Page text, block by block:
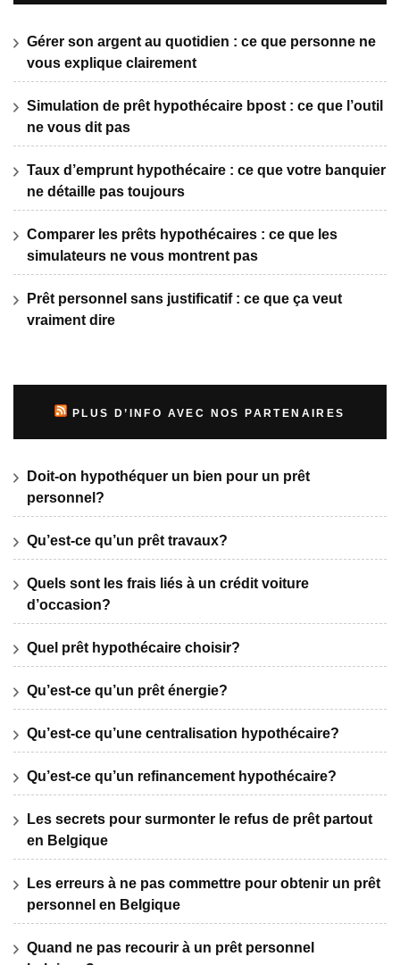
Gérer son argent au quotidien : ce que personne ne
vous explique clairement
Simulation de prêt hypothécaire bpost : ce que l’outil
ne vous dit pas
Taux d’emprunt hypothécaire : ce que votre banquier
ne détaille pas toujours
Comparer les prêts hypothécaires : ce que les
simulateurs ne vous montrent pas
Prêt personnel sans justificatif : ce que ça veut
vraiment dire
PLUS D’INFO AVEC NOS PARTENAIRES
Doit-on hypothéquer un bien pour un prêt
personnel?
Qu’est-ce qu’un prêt travaux?
Quels sont les frais liés à un crédit voiture
d’occasion?
Quel prêt hypothécaire choisir?
Qu’est-ce qu’un prêt énergie?
Qu’est-ce qu’une centralisation hypothécaire?
Qu’est-ce qu’un refinancement hypothécaire?
Les secrets pour surmonter le refus de prêt partout
en Belgique
Les erreurs à ne pas commettre pour obtenir un prêt
personnel en Belgique
Quand ne pas recourir à un prêt personnel